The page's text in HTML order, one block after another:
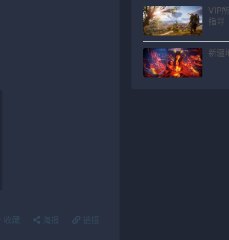
收藏 海报 链接
VIP
指导
新疆